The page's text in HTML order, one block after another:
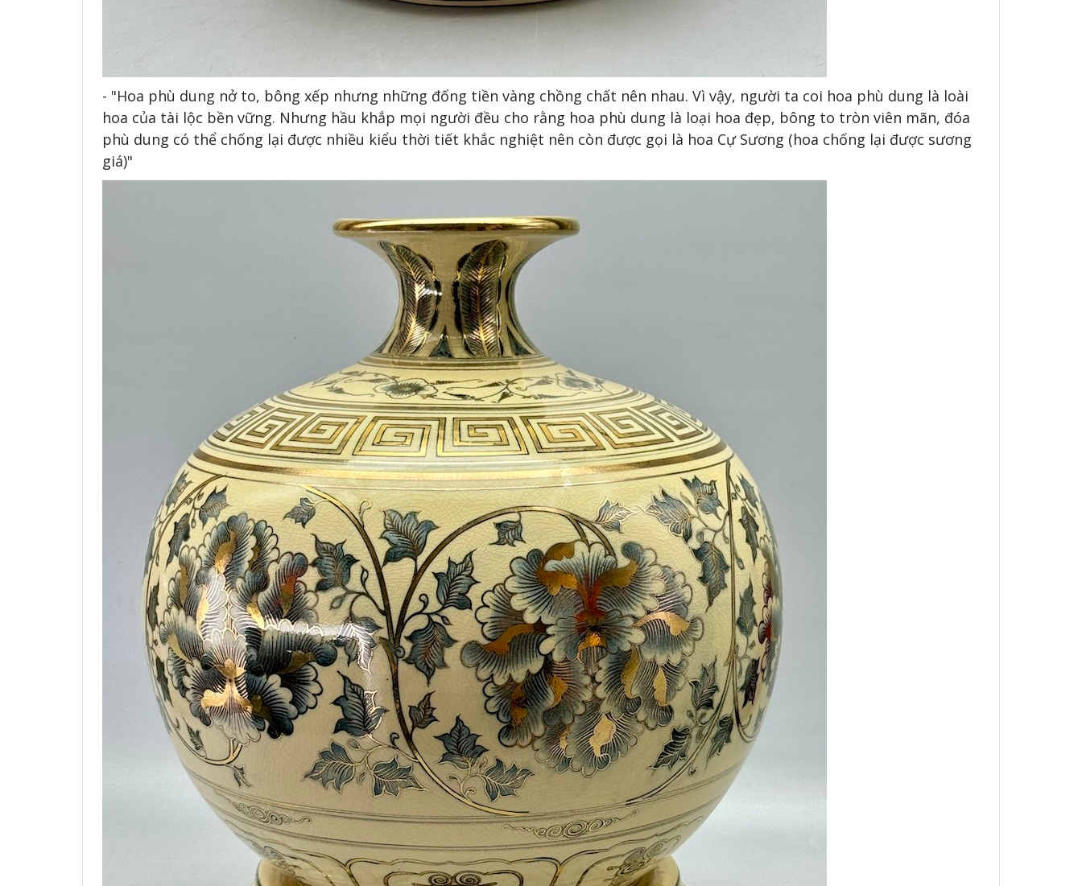
- "Hoa phù dung nở to, bông xếp nhưng những đống tiền vàng chồng chất nên nhau. Vì vậy, người ta coi hoa phù dung là loài
hoa của tài lộc bền vững. Nhưng hầu khắp mọi người đều cho rằng hoa phù dung là loại hoa đẹp, bông to tròn viên mãn, đóa
phù dung có thể chống lại được nhiều kiểu thời tiết khắc nghiệt nên còn được gọi là hoa Cự Sương (hoa chống lại được sương
giá)"